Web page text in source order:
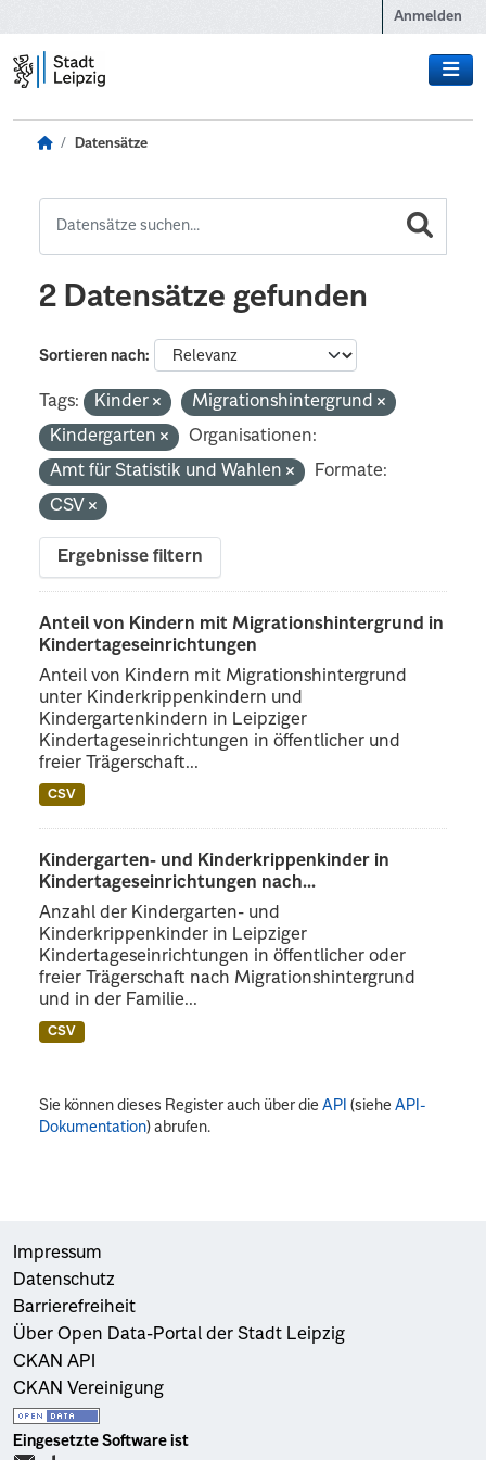
Anmelden
Datensätze
2 Datensätze gefunden
Sortieren nach
Tags: Kinder
Migrationshintergrund
Kindergarten
Organisationen:
Amt für Statistik und Wahlen
Formate:
CSV
Ergebnisse filtern
Anteil von Kindern mit Migrationshintergrund in
Kindertageseinrichtungen
Anteil von Kindern mit Migrationshintergrund
unter Kinderkrippenkindern und
Kindergartenkindern in Leipziger
Kindertageseinrichtungen in öffentlicher und
freier Trägerschaft...
CSV
Kindergarten- und Kinderkrippenkinder in
Kindertageseinrichtungen nach...
Anzahl der Kindergarten- und
Kinderkrippenkinder in Leipziger
Kindertageseinrichtungen in öffentlicher oder
freier Trägerschaft nach Migrationshintergrund
und in der Familie...
CSV
Sie können dieses Register auch über dieAPI (sieheAPI-
Dokumentation) abrufen.
Impressum
Datenschutz
Barrierefreiheit
Über Open Data-Portal der Stadt Leipzig
CKAN API
CKAN Vereinigung
Eingesetzte Software ist